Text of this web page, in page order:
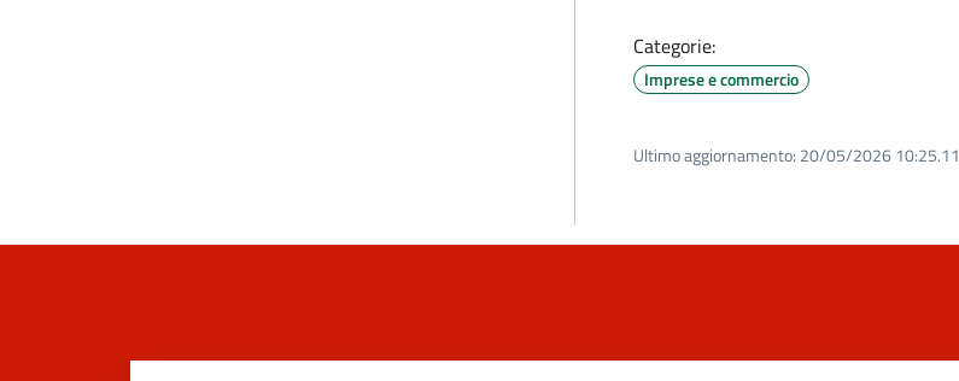
Categorie:
Imprese e commercio
Ultimo aggiornamento: 20/05/2026 10:25.11